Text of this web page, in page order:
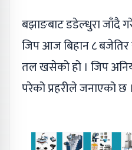
बझाङबाट डडेल्धुरा जाँदै
जिप आज बिहान ८
तल खसेको हो । जिप
परेको प्रहरीले जनाएको छ ।